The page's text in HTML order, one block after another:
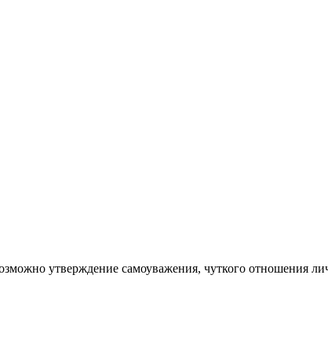
утверждение самоуважения, чуткого отношения